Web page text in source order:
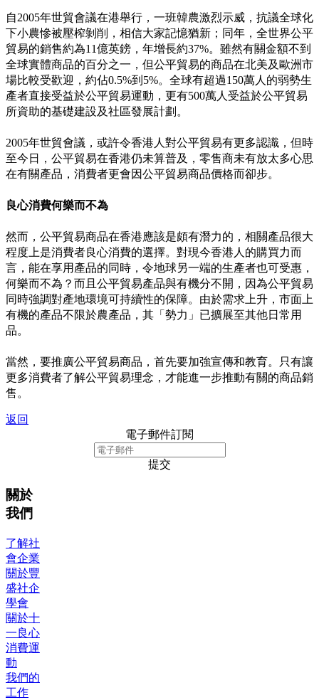
自2005年世貿會議在港舉行，一班韓農激烈示威，抗議全球化
下小農慘被壓榨剝削，相信大家記憶猶新；同年，全世界公平
貿易的銷售約為11億英鎊，年增長約37%。雖然有關金額不到
全球實體商品的百分之一，但公平貿易的商品在北美及歐洲市
場比較受歡迎，約佔0.5%到5%。全球有超過150萬人的弱勢生
產者直接受益於公平貿易運動，更有500萬人受益於公平貿易
所資助的基礎建設及社區發展計劃。
2005年世貿會議，或許令香港人對公平貿易有更多認識，但時
至今日，公平貿易在香港仍未算普及，零售商未有放太多心思
在有關產品，消費者更會因公平貿易商品價格而卻步。
良心消費何樂而不為
然而，公平貿易商品在香港應該是頗有潛力的，相關產品很大
程度上是消費者良心消費的選擇。對現今香港人的購買力而
言，能在享用產品的同時，令地球另一端的生產者也可受惠，
何樂而不為？而且公平貿易產品與有機分不開，因為公平貿易
同時強調對產地環境可持續性的保障。由於需求上升，市面上
有機的產品不限於農產品，其「勢力」已擴展至其他日常用
品。
當然，要推廣公平貿易商品，首先要加強宣傳和教育。只有讓
更多消費者了解公平貿易理念，才能進一步推動有關的商品銷
售。
返回
電子郵件訂閱
提交
關於
我們
了解社
會企業
關於豐
盛社企
學會
關於十
一良心
消費運
動
我們的
工作